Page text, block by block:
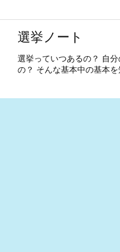
選挙ノート
選挙っていつあるの？ 自
の？ そんな基本中の基本を